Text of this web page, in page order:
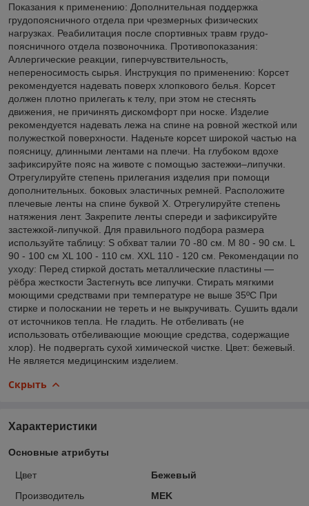
Показания к применению: Дополнительная поддержка
грудопоясничного отдела при чрезмерных физических
нагрузках. Реабилитация после спортивных травм грудо-
поясничного отдела позвоночника. Противопоказания:
Аллергические реакции, гиперчувствительность,
непереносимость сырья. Инструкция по применению: Корсет
рекомендуется надевать поверх хлопкового белья. Корсет
должен плотно прилегать к телу, при этом не стеснять
движения, не причинять дискомфорт при носке. Изделие
рекомендуется надевать лежа на спине на ровной жесткой или
полужесткой поверхности. Наденьте корсет широкой частью на
поясницу, длинными лентами на плечи. На глубоком вдохе
зафиксируйте пояс на животе с помощью застежки–липучки.
Отрегулируйте степень прилегания изделия при помощи
дополнительных. боковых эластичных ремней. Расположите
плечевые ленты на спине буквой Х. Отрегулируйте степень
натяжения лент. Закрепите ленты спереди и зафиксируйте
застежкой-липучкой. Для правильного подбора размера
используйте таблицу: S обхват талии 70 -80 см. M 80 - 90 см. L
90 - 100 см XL 100 - 110 см. XXL 110 - 120 см. Рекомендации по
уходу: Перед стиркой достать металлические пластины —
рёбра жесткости Застегнуть все липучки. Стирать мягкими
моющими средствами при температуре не выше 35ºС При
стирке и полоскании не тереть и не выкручивать. Сушить вдали
от источников тепла. Не гладить. Не отбеливать (не
использовать отбеливающие моющие средства, содержащие
хлор). Не подвергать сухой химической чистке. Цвет: бежевый.
Не является медицинским изделием.
Скрыть
Характеристики
Основные атрибуты
Цвет
Бежевый
Производитель
MEK